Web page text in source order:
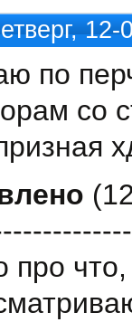
по
со
про